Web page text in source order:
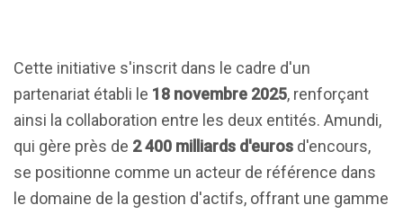
Cette initiative s'inscrit dans le cadre d'un
partenariat établi le 18 novembre 2025, renforçant
ainsi la collaboration entre les deux entités. Amundi,
qui gère près de 2 400 milliards d'euros d'encours,
se positionne comme un acteur de référence dans
le domaine de la gestion d'actifs, offrant une gamme